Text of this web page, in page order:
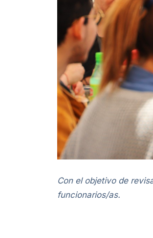
Con el objetivo de
funcionarios/as.